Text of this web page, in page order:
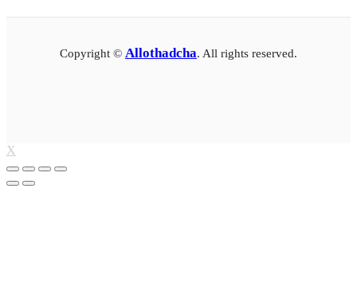
Copyright © Allothadcha. All rights reserved.
X